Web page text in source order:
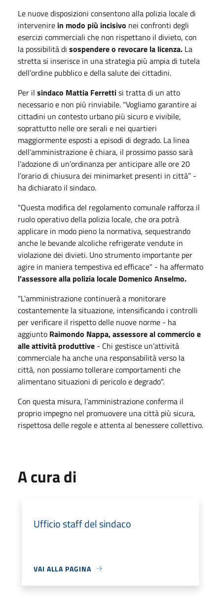
Le nuove disposizioni consentono alla polizia locale di
intervenire in modo più incisivo nei confronti degli
esercizi commerciali che non rispettano il divieto, con
la possibilità di sospendere o revocare la licenza. La
stretta si inserisce in una strategia più ampia di tutela
dell’ordine pubblico e della salute dei cittadini.
Per il sindaco Mattia Ferrettisi tratta di un atto
necessario e non più rinviabile. "Vogliamo garantire ai
cittadini un contesto urbano più sicuro e vivibile,
soprattutto nelle ore serali e nei quartieri
maggiormente esposti a episodi di degrado. La linea
dell’amministrazione è chiara, il prossimo passo sarà
l’adozione di un’ordinanza per anticipare alle ore 20
l’orario di chiusura dei minimarket presenti in città” -
ha dichiarato il sindaco.
"Questa modifica del regolamento comunale rafforza il
ruolo operativo della polizia locale, che ora potrà
applicare in modo pieno la normativa, sequestrando
anche le bevande alcoliche refrigerate vendute in
violazione dei divieti. Uno strumento importante per
agire in maniera tempestiva ed efficace" - ha affermato
l’assessore alla polizia locale Domenico Anselmo.
"L’amministrazione continuerà a monitorare
costantemente la situazione, intensificando i controlli
per verificare il rispetto delle nuove norme - ha
aggiunto Raimondo Nappa, assessore al commercio e
alle attività produttive - Chi gestisce un’attività
commerciale ha anche una responsabilità verso la
città, non possiamo tollerare comportamenti che
alimentano situazioni di pericolo e degrado".
Con questa misura, l’amministrazione conferma il
proprio impegno nel promuovere una città più sicura,
rispettosa delle regole e attenta al benessere collettivo.
A cura di
Ufficio staff del sindaco
VAI ALLA PAGINA